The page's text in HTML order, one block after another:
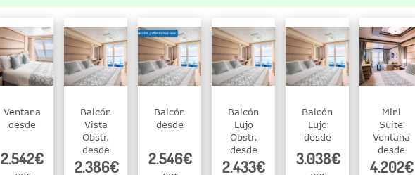
Ventana
desde
2.542€
Balcón
Vista
Obstr.
desde
2.386€
Balcón
desde
2.546€
Balcón
Lujo
Obstr.
desde
2.433€
Balcón
Lujo
desde
3.038€
Mini
Suite
Ventana
desde
4.202€